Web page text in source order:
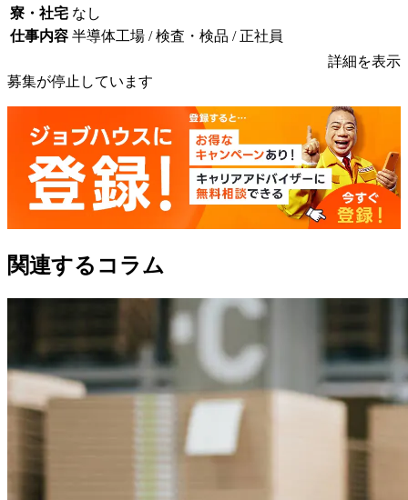
寮・社宅 なし
仕事内容 半導体工場 / 検査・検品 / 正社員
詳細を表示
募集が停止しています
関連するコラム